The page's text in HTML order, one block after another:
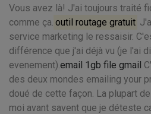
Vous avez là! J'ai toujours traité
comme ça. outil routage gratuit
service marketing le ressaisir.
différence que j'ai déjà vu (je l'ai
evenement).email 1gb file gmail
des deux mondes emailing your
doué de cette façon. La plupart
moi avant savent que je déteste